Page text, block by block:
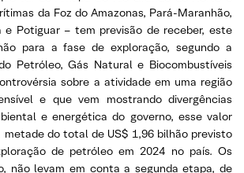
da Foz do Amazonas, Pará-Maranhão,
e Potiguar – tem previsão de receber, este
para a fase de exploração, segundo a
Petróleo, Gás Natural e Biocombustíveis
sobre a atividade em uma região
e que vem mostrando divergências
e energética do governo, esse valor
metade do total de US$ 1,96 bilhão previsto
de petróleo em 2024 no país. Os
não levam em conta a segunda etapa, de